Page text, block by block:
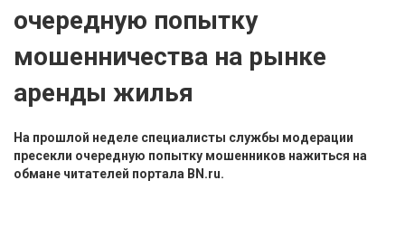
очередную попытку
мошенничества на рынке
аренды жилья
На прошлой неделе специалисты службы модерации
пресекли очередную попытку мошенников нажиться на
обмане читателей портала BN.ru.